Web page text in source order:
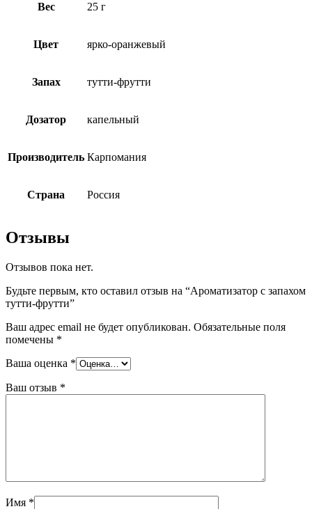
Вес 25 г
Цвет ярко-оранжевый
Запах тутти-фрутти
Дозатор капельный
Производитель Карпомания
Страна Россия
Отзывы
Отзывов пока нет.
Будьте первым, кто оставил отзыв на “Ароматизатор с запахом
тутти-фрутти”
Ваш адрес email не будет опубликован. Обязательные поля
помечены *
Ваша оценка *
Ваш отзыв *
Имя *